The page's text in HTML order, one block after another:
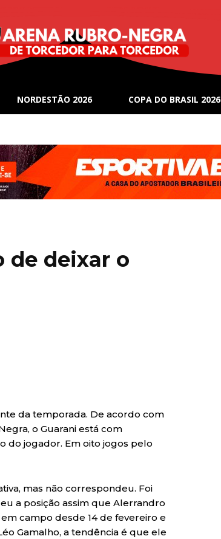
NORDESTÃO 2026 COPA DO BRASIL 2026
de deixar o
da temporada. De acordo com
o Guarani está com
do jogador. Em oito jogos pelo
mas não correspondeu. Foi
a posição assim que Alerrandro
campo desde 14 de fevereiro e
Gamalho, a tendência é que ele